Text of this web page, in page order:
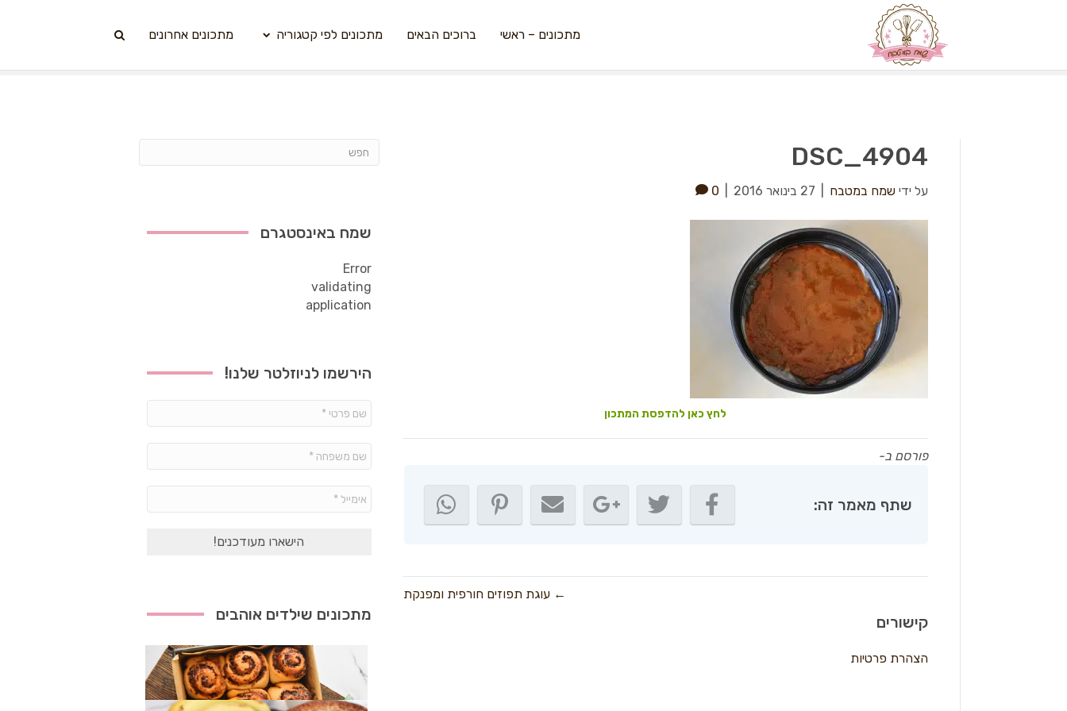
מתכונים – ראשי ברוכים הבאים מתכונים לפי קטגוריה מתכונים אחרונים
DSC_4904
על ידי שמח במטבח 27 בינואר 2016 0
לחץ כאן להדפסת המתכון
פורסם ב-
שתף מאמר זה:
← עוגת תפוזים חורפית ומפנקת
קישורים
הצהרת פרטיות
שמח באינסטגרם
Error
validating
application
הירשמו לניוזלטר שלנו!
פרטי
משפחה
*
מתכונים שילדים אוהבים